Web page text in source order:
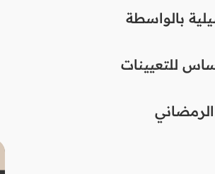
بالواسطة
للتعيينات